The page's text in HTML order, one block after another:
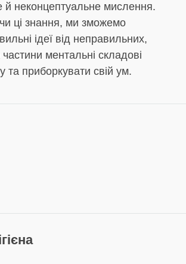
й неконцептуальне мислення.
ці знання, ми зможемо
ідеї від неправильних,
ментальні складові
та приборкувати свій ум.